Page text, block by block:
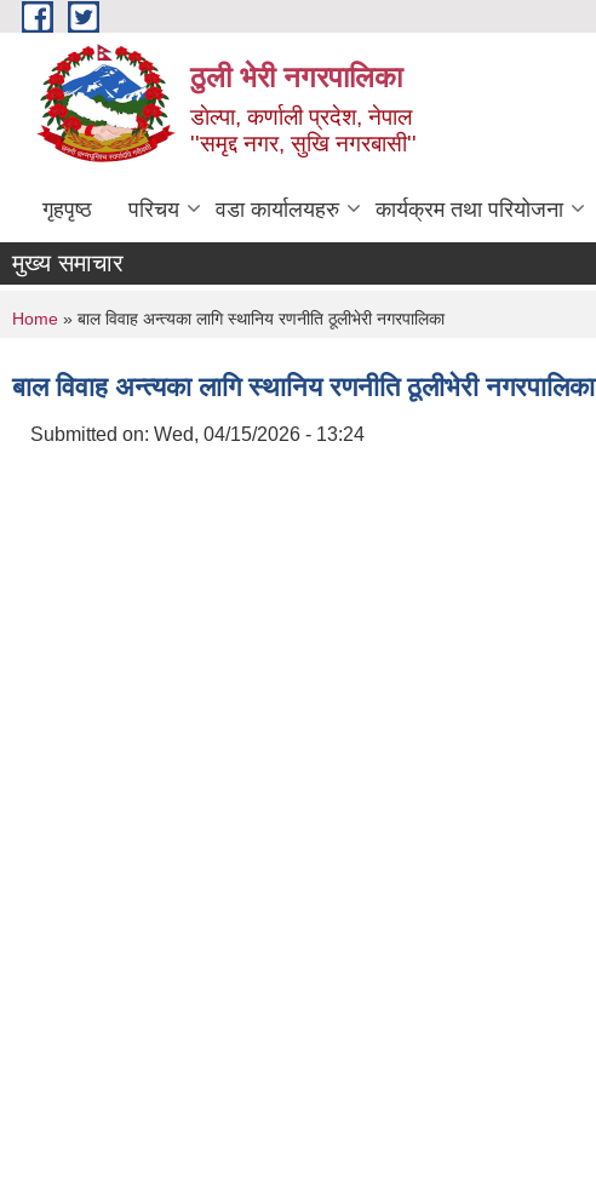
Skip to main content
ठुली भेरी नगरपालिका
डाेल्पा, कर्णाली प्रदेश, नेपाल
''समृद्द नगर, सुखि नगरबासी''
गृहपृष्ठ परिचय वडा कार्यालयहरु कार्यक्रम तथा परियोजना
मुख्य समाचार
You are here
Home » बाल विवाह अन्त्यका लागि स्थानिय रणनीति ठूलीभेरी नगरपालिका
बाल विवाह अन्त्यका लागि स्थानिय रणनीति ठूलीभेरी नगरपालिका
Submitted on: Wed, 04/15/2026 - 13:24